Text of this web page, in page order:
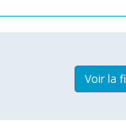
Voir la